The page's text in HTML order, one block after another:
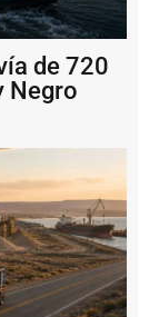
de 720
Negro